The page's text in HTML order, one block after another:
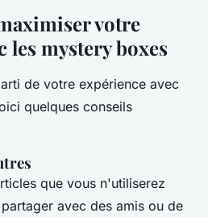
votre
les mystery boxes
de votre expérience avec
quelques conseils
que vous n'utiliserez
avec des amis ou de